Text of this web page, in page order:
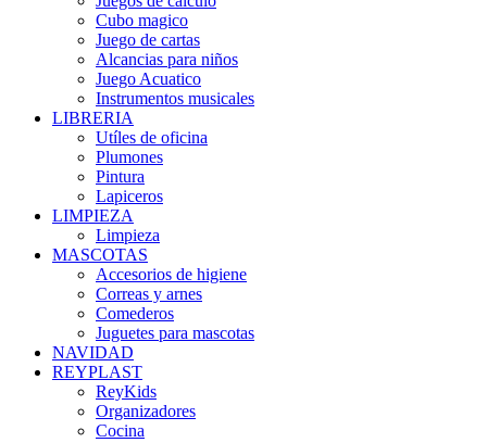
Cubo magico
Juego de cartas
Alcancias para niños
Juego Acuatico
Instrumentos musicales
LIBRERIA
Utíles de oficina
Plumones
Pintura
Lapiceros
LIMPIEZA
Limpieza
MASCOTAS
Accesorios de higiene
Correas y arnes
Comederos
Juguetes para mascotas
NAVIDAD
REYPLAST
ReyKids
Organizadores
Cocina